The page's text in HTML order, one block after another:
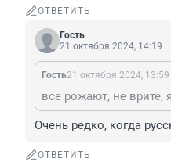
ОТВЕТИТЬ
Гость
21 октября 2024, 14:19
Гость21 октября 2024, 13:59
Очень редко, когда
ОТВЕТИТЬ